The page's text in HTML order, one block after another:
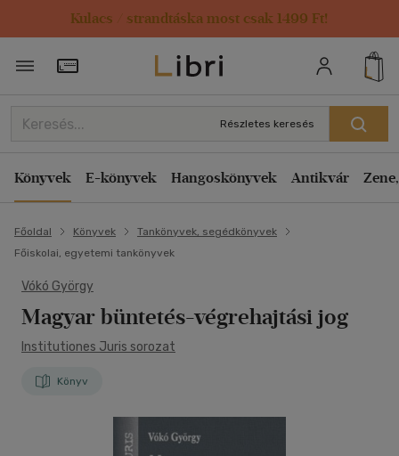
Kulacs / strandtáska most csak 1499 Ft!
Törzsvásárlói Kártya adatai
Részletes keresés
Könyvek E-könyvek Hangoskönyvek Antikvár
Főoldal Könyvek
Tankönyvek, segédkönyvek
Főiskolai, egyetemi tankönyvek
Vókó György
Magyar büntetés-végrehajtási jog
Institutiones Juris sorozat
Könyv